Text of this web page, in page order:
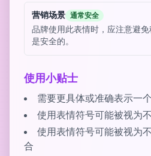
营销场景 通常安全
品牌使用此表情时，应注意避
是安全的。
使用小贴士
需要更具体或准确表示一
使用表情符号可能被视为
使用表情符号可能被视为
合